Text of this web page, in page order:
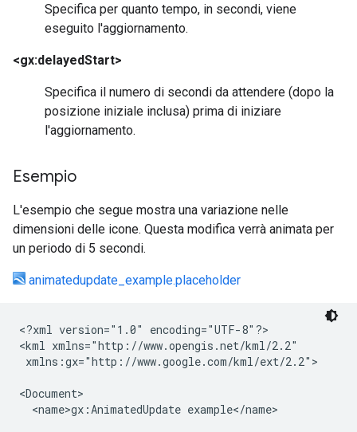
Specifica per quanto tempo, in secondi, viene
eseguito l'aggiornamento.
<gx:delayedStart>
Specifica il numero di secondi da attendere (dopo la
posizione iniziale inclusa) prima di iniziare
l'aggiornamento.
Esempio
L'esempio che segue mostra una variazione nelle
dimensioni delle icone. Questa modifica verrà animata per
un periodo di 5 secondi.
animatedupdate_example.placeholder
<?xml version="1.0" encoding="UTF-8"?>
<kml xmlns="http://www.opengis.net/kml/2.2"
xmlns:gx="http://www.google.com/kml/ext/2.2">
<Document>
  <name>gx:AnimatedUpdate example</name>